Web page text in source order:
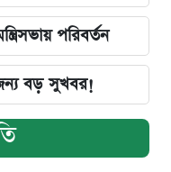
পরিবর্তন
বড় সুখবর!